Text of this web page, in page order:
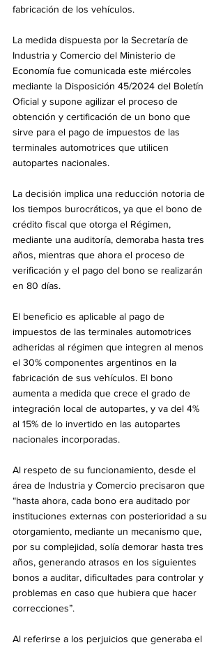
fabricación de los vehículos.
La medida dispuesta por la Secretaría de
Industria y Comercio del Ministerio de
Economía fue comunicada este miércoles
mediante la Disposición 45/2024 del Boletín
Oficial y supone agilizar el proceso de
obtención y certificación de un bono que
sirve para el pago de impuestos de las
terminales automotrices que utilicen
autopartes nacionales.
La decisión implica una reducción notoria de
los tiempos burocráticos, ya que el bono de
crédito fiscal que otorga el Régimen,
mediante una auditoría, demoraba hasta tres
años, mientras que ahora el proceso de
verificación y el pago del bono se realizarán
en 80 días.
El beneficio es aplicable al pago de
impuestos de las terminales automotrices
adheridas al régimen que integren al menos
el 30% componentes argentinos en la
fabricación de sus vehículos. El bono
aumenta a medida que crece el grado de
integración local de autopartes, y va del 4%
al 15% de lo invertido en las autopartes
nacionales incorporadas.
Al respeto de su funcionamiento, desde el
área de Industria y Comercio precisaron que
“hasta ahora, cada bono era auditado por
instituciones externas con posterioridad a su
otorgamiento, mediante un mecanismo que,
por su complejidad, solía demorar hasta tres
años, generando atrasos en los siguientes
bonos a auditar, dificultades para controlar y
problemas en caso que hubiera que hacer
correcciones”.
Al referirse a los perjuicios que generaba el